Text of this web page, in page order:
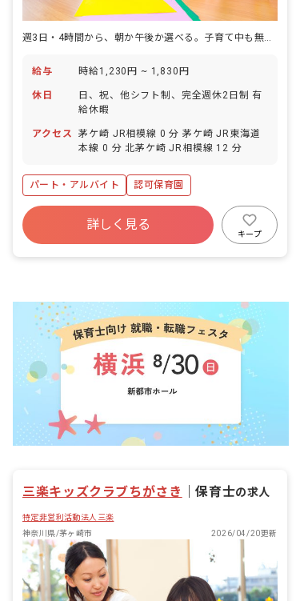
週3日・4時間から、朝か午後か選べる。子育て中も無理なく続けられる保育士の働き方。
給与 時給1,230円 ~ 1,830円
休日
日、祝、他シフト制、完全週休2日制 有
給休暇
アクセス
茅ケ崎 JR相模線 0 分 茅ケ崎 JR東海道
本線 0 分 北茅ケ崎 JR相模線 12 分
パート・アルバイト 認可保育園
詳しく見る
キープ
三楽キッズクラブちがさき ｜保育士の求人
特定非営利活動法人三楽
神奈川県/茅ヶ崎市
2026/04/20更新